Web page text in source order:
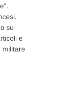
su
e
militare